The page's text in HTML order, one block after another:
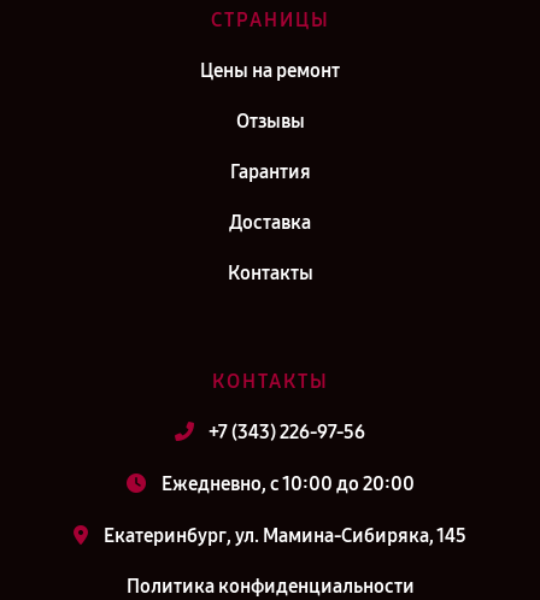
СТРАНИЦЫ
Цены на ремонт
Отзывы
Гарантия
Доставка
Контакты
КОНТАКТЫ
+7 (343) 226-97-56
Ежедневно, с 10:00 до 20:00
Екатеринбург, ул. Мамина-Сибиряка, 145
Политика конфиденциальности